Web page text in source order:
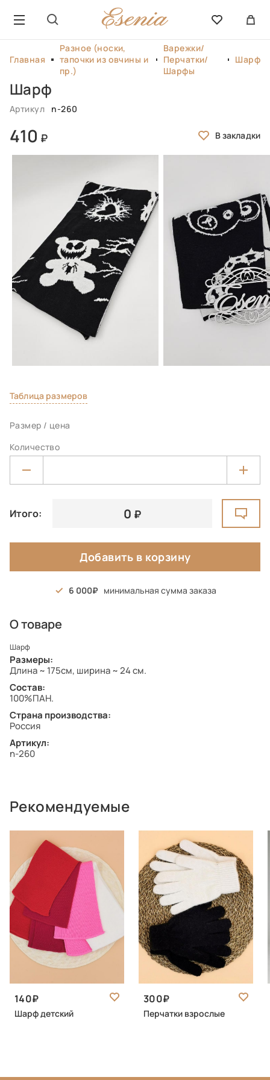
Главная
Разное (носки,
тапочки из овчины и
пр.)
Варежки/
Перчатки/
Шарфы
Шарф
Шарф
Артикул n-260
410
Таблица размеров
Размер / цена
Количество
Итого: 0
Добавить в корзину
6 000 минимальная сумма заказа
О товаре
Шарф
Размеры:
Длина ~ 175см, ширина ~ 24 см.
Состав:
100%ПАН.
Страна производства:
Россия
Артикул:
n-260
Рекомендуемые
140
Шарф детский
300
Перчатки взрослые